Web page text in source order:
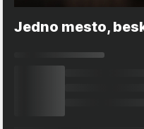
Jedno mesto,